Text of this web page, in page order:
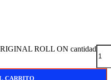
ROLL ON cantidad
CARRITO